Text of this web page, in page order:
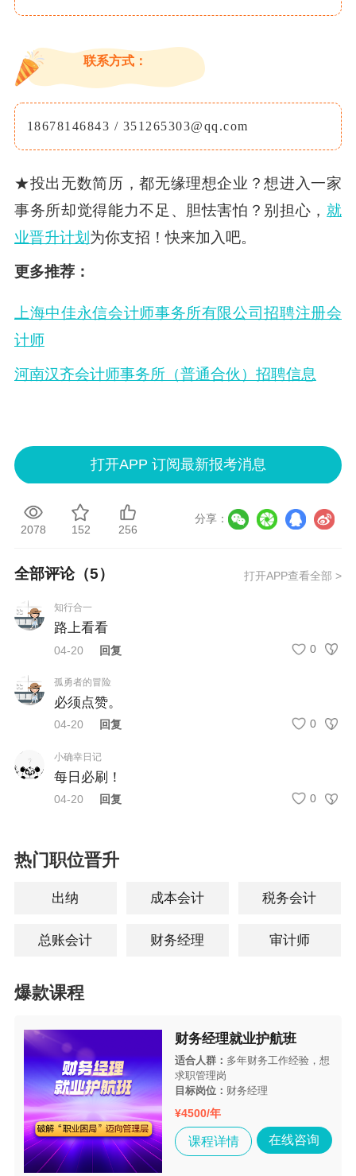
联系方式：
18678146843 / 351265303@qq.com
★投出无数简历，都无缘理想企业？想进入一家
事务所却觉得能力不足、胆怯害怕？别担心， 就
业晋升计划 为你支招！快来加入吧。
更多推荐：
上海中佳永信会计师事务所有限公司招聘注册会
计师
河南汉齐会计师事务所（普通合伙）招聘信息
打开APP 订阅最新报考消息
2078 152 256
分享：
全部评论（5） 打开APP查看全部 >
知行合一
路上看看
04-20 回复 0
孤勇者的冒险
必须点赞。
04-20 回复 0
小确幸日记
每日必刷！
04-20 回复 0
热门职位晋升
出纳 成本会计 税务会计
总账会计 财务经理 审计师
爆款课程
财务经理就业护航班
适合人群： 多年财务工作经验，想
求职管理岗
目标岗位： 财务经理
¥4500/年
课程详情 在线咨询